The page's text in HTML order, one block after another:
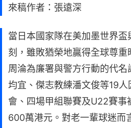
來稿作者：張遠深
當日本國家隊在美加墨世界
刻，雖敗猶榮地贏得全球尊
周淪為廉署與警方行動的代
均宜、傑志教練潘文俊等19
會、四場甲組聯賽及U22賽事
600萬港元。對老一輩球迷而